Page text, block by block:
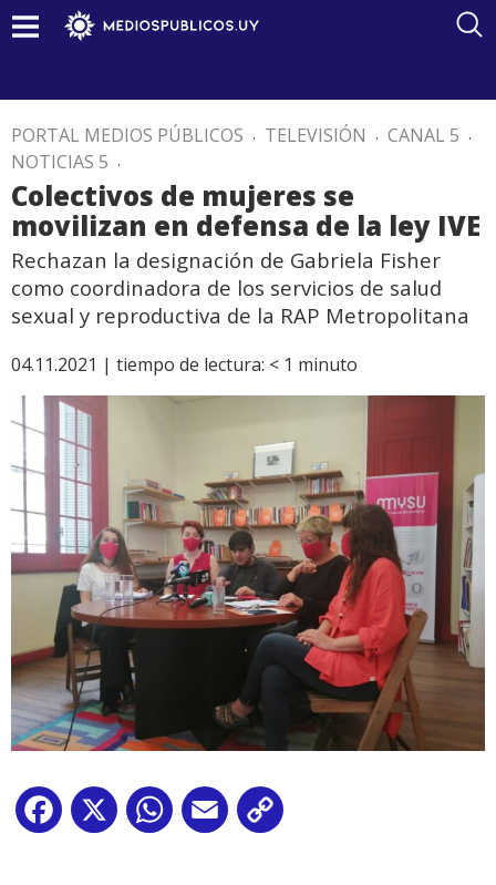
PORTAL MEDIOS PÚBLICOS . TELEVISIÓN . CANAL 5 .
NOTICIAS 5 .
Colectivos de mujeres se
movilizan en defensa de la ley IVE
Rechazan la designación de Gabriela Fisher
como coordinadora de los servicios de salud
sexual y reproductiva de la RAP Metropolitana
04.11.2021 | tiempo de lectura: < 1 minuto
Facebook
X WhatsApp
Email